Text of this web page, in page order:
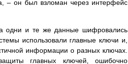
– он был взломан через интерфейс
одни и те же данные шифровались
использовали главные ключи и,
информации о разных ключах.
главных ключей, ошибочно